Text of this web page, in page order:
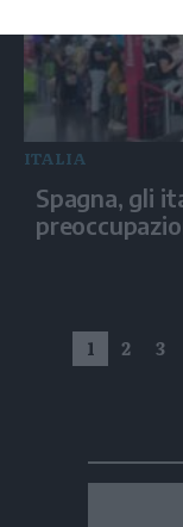
ITALIA
Spagna, gli
1 2 3